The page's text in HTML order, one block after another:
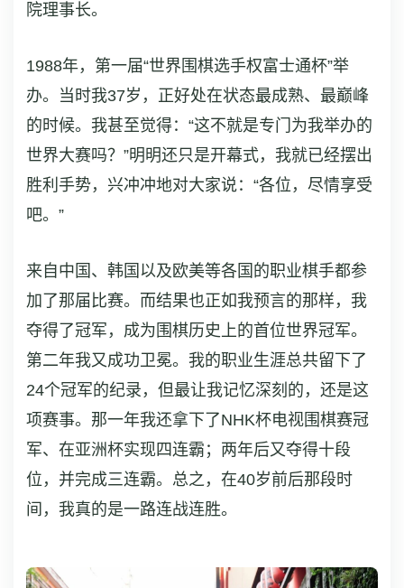
院理事长。
1988年，第一届“世界围棋选手权富士通杯”举
办。当时我37岁，正好处在状态最成熟、最巅峰
的时候。我甚至觉得：“这不就是专门为我举办的
世界大赛吗？”明明还只是开幕式，我就已经摆出
胜利手势，兴冲冲地对大家说：“各位，尽情享受
吧。”
来自中国、韩国以及欧美等各国的职业棋手都参
加了那届比赛。而结果也正如我预言的那样，我
夺得了冠军，成为围棋历史上的首位世界冠军。
第二年我又成功卫冕。我的职业生涯总共留下了
24个冠军的纪录，但最让我记忆深刻的，还是这
项赛事。那一年我还拿下了NHK杯电视围棋赛冠
军、在亚洲杯实现四连霸；两年后又夺得十段
位，并完成三连霸。总之，在40岁前后那段时
间，我真的是一路连战连胜。